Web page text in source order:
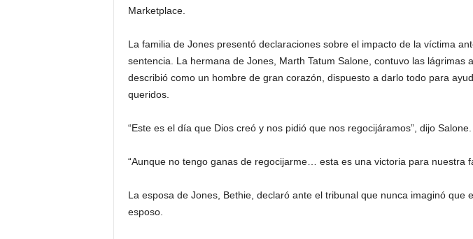
Marketplace.
La familia de Jones presentó declaraciones sobre el impacto de la víctima
sentencia. La hermana de Jones, Marth Tatum Salone, contuvo las lágrimas
describió como un hombre de gran corazón, dispuesto a darlo todo para
queridos.
“Este es el día que Dios creó y nos pidió que nos regocijáramos”, dijo Salone.
“Aunque no tengo ganas de regocijarme… esta es una victoria para nuestra
La esposa de Jones, Bethie, declaró ante el tribunal que nunca imaginó que
esposo.